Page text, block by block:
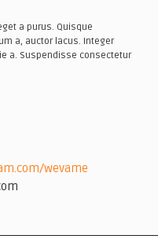
a purus. Quisque
a, auctor lacus. Integer
a. Suspendisse consectetur
wevame